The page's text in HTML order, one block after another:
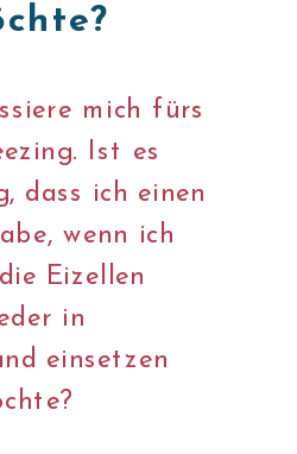
mich fürs
Ist es
dass ich einen
wenn ich
Eizellen
in
einsetzen